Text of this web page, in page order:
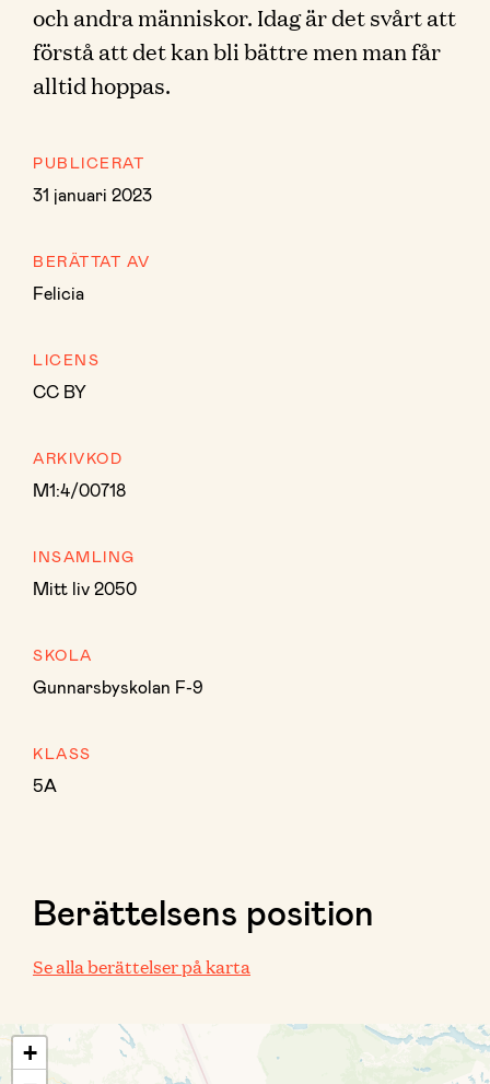
och andra människor. Idag är det svårt att
förstå att det kan bli bättre men man får
alltid hoppas.
PUBLICERAT
31 januari 2023
BERÄTTAT AV
Felicia
LICENS
CC BY
ARKIVKOD
M1:4/00718
INSAMLING
Mitt liv 2050
SKOLA
Gunnarsbyskolan F-9
KLASS
5A
Berättelsens position
Se alla berättelser på karta
+